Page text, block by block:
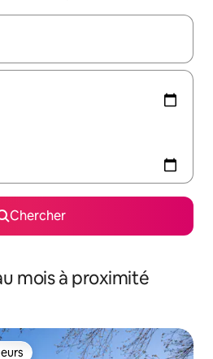
affichés, parcourez-les en utilisant
Chercher
mois à proximité